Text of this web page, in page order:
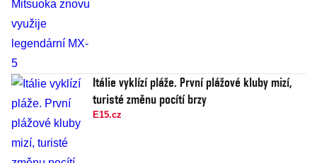
Itálie vyklízí pláže. První plážové kluby mizí,
turisté změnu pocítí brzy
E15.cz